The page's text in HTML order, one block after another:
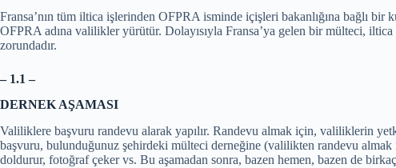
Fransa’nın tüm iltica işlerinden OFPRA isminde içişleri bakanlığına bağlı
OFPRA adına valilikler yürütür. Dolayısıyla Fransa’ya gelen bir mülteci,
zorundadır.
– 1.1 –
DERNEK AŞAMASI
Valiliklere başvuru randevu alarak yapılır. Randevu almak için, valiliklerin
başvuru, bulunduğunuz şehirdeki mülteci derneğine (valilikten randevu
doldurur, fotoğraf çeker vs. Bu aşamadan sonra, bazen hemen, bazen de